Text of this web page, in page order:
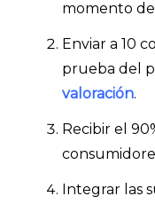
momento
Enviar a 10
prueba del
valoración.
Recibir el
Integrar las